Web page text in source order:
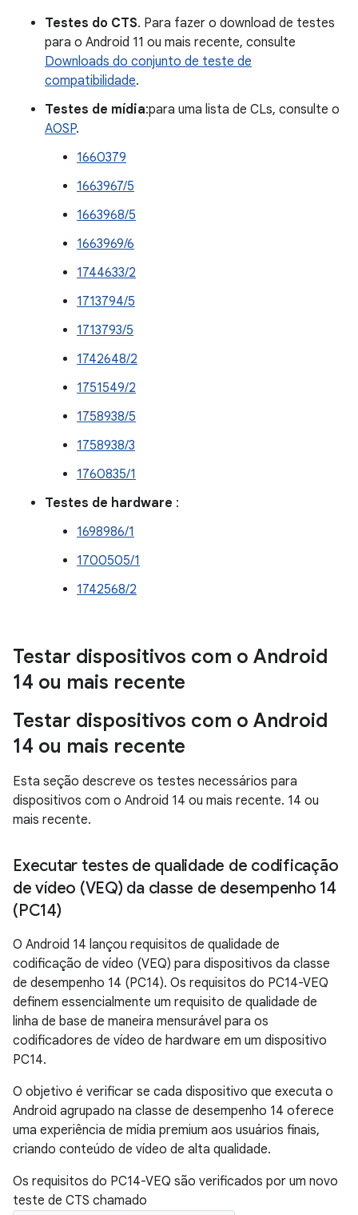
Testes do CTS. Para fazer o download de testes
para o Android 11 ou mais recente, consulte
Downloads do conjunto de teste de
compatibilidade.
Testes de mídia:para uma lista de CLs, consulte o
AOSP.
1660379
1663967/5
1663968/5
1663969/6
1744633/2
1713794/5
1713793/5
1742648/2
1751549/2
1758938/5
1758938/3
1760835/1
Testes de hardware :
1698986/1
1700505/1
1742568/2
Testar dispositivos com o Android
14 ou mais recente
Testar dispositivos com o Android
14 ou mais recente
Esta seção descreve os testes necessários para
dispositivos com o Android 14 ou mais recente. 14 ou
mais recente.
Executar testes de qualidade de codificação
de vídeo (VEQ) da classe de desempenho 14
(PC14)
O Android 14 lançou requisitos de qualidade de
codificação de vídeo (VEQ) para dispositivos da classe
de desempenho 14 (PC14). Os requisitos do PC14-VEQ
definem essencialmente um requisito de qualidade de
linha de base de maneira mensurável para os
codificadores de vídeo de hardware em um dispositivo
PC14.
O objetivo é verificar se cada dispositivo que executa o
Android agrupado na classe de desempenho 14 oferece
uma experiência de mídia premium aos usuários finais,
criando conteúdo de vídeo de alta qualidade.
Os requisitos do PC14-VEQ são verificados por um novo
teste de CTS chamado